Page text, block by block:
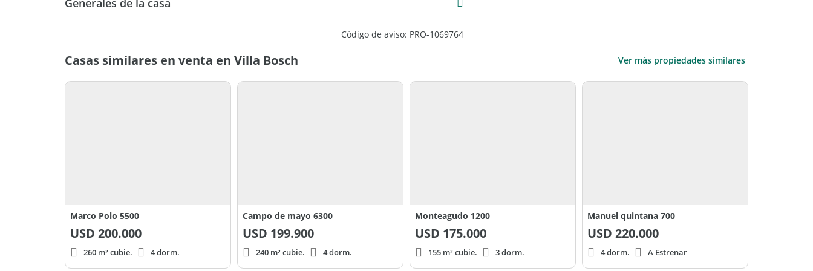
Código de aviso: PRO-1069764
Casas similares en venta en Villa Bosch Ver más propiedades similares
Marco Polo 5500
USD 200.000
260 m² cubie. 4 dorm.
Campo de mayo 6300
USD 199.900
240 m² cubie. 4 dorm.
Monteagudo 1200
USD 175.000
155 m² cubie. 3 dorm.
Manuel quintana 700
USD 220.000
4 dorm. A Estrenar